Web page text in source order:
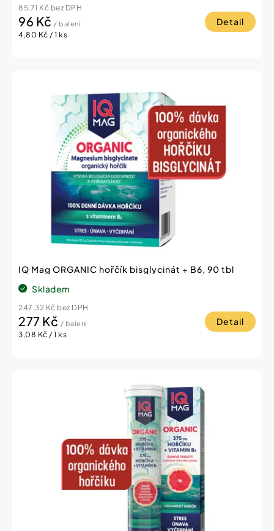
85,71 Kč bez DPH
96 Kč / balení
Měrná
4,80 Kč / 1 ks
Detail
IQ Mag ORGANIC hořčík bisglycinát + B6, 90 tbl
Skladem
247,32 Kč bez DPH
277 Kč / balení
Měrná
3,08 Kč / 1 ks
Detail